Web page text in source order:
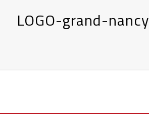
LOGO-grand-nancy